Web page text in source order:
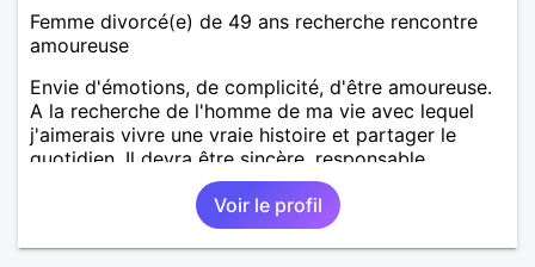
Femme divorcé(e) de 49 ans recherche rencontre
amoureuse
Envie d'émotions, de complicité, d'être amoureuse.
A la recherche de l'homme de ma vie avec lequel
j'aimerais vivre une vraie histoire et partager le
quotidien. Il devra être sincère, responsable,
ambitieux, entreprenant, fort de caractère et avec le
sens de l'humour. Il saura me chouchouter et me
mettre en valeur, me donner son amour et attention.
Merci de m'avoir lu et à bientôt...
Voir le profil